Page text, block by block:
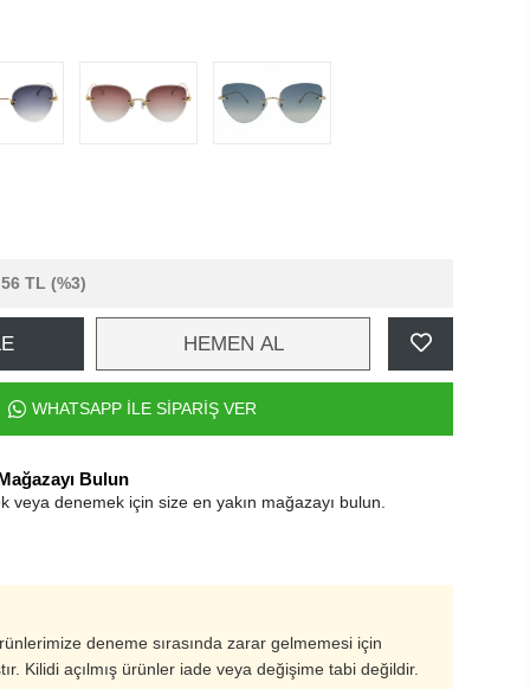
TL (%3)
HEMEN AL
WHATSAPP İLE SİPARİŞ VER
Bulun
veya denemek için size en yakın mağazayı bulun.
deneme sırasında zarar gelmemesi için
Kilidi açılmış ürünler iade veya değişime tabi değildir.